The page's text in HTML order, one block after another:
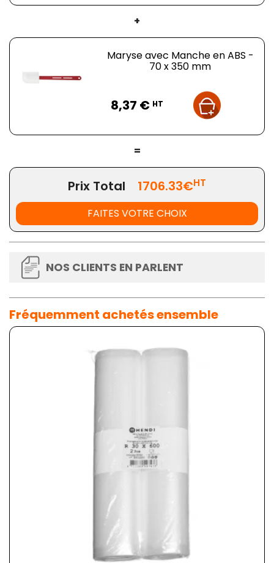
+
Maryse avec Manche en ABS -
70 x 350 mm
8,37 € HT
=
Prix Total 1706.33€HT
FAITES VOTRE CHOIX
NOS CLIENTS EN PARLENT
Fréquemment achetés ensemble